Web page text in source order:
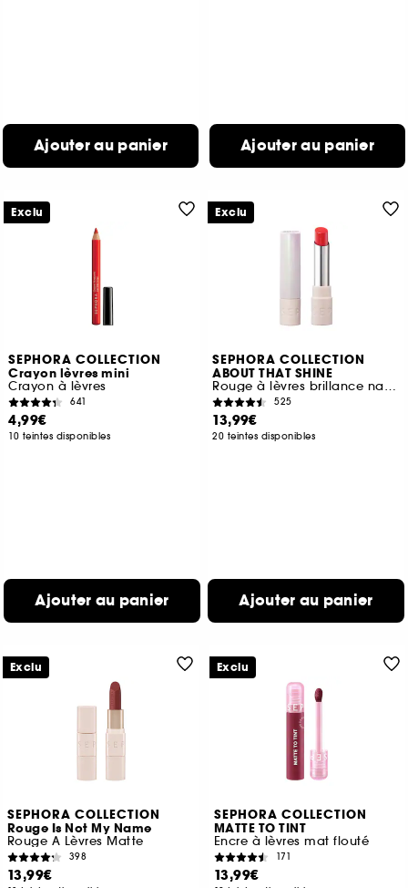
Ajouter au panier Ajouter au panier
SEPHORA COLLECTION
Crayon lèvres mini
Crayon à lèvres
641
4,99€
10 teintes disponibles
Ajouter au panier
Exclu
SEPHORA COLLECTION
ABOUT THAT SHINE
Rouge à lèvres brillance naturelle
525
13,99€
20 teintes disponibles
Ajouter au panier
Exclu
SEPHORA COLLECTION
Rouge Is Not My Name
Rouge A Lèvres Matte
398
13,99€
Exclu
SEPHORA COLLECTION
MATTE TO TINT
Encre à lèvres mat flouté
171
13,99€
Exclu